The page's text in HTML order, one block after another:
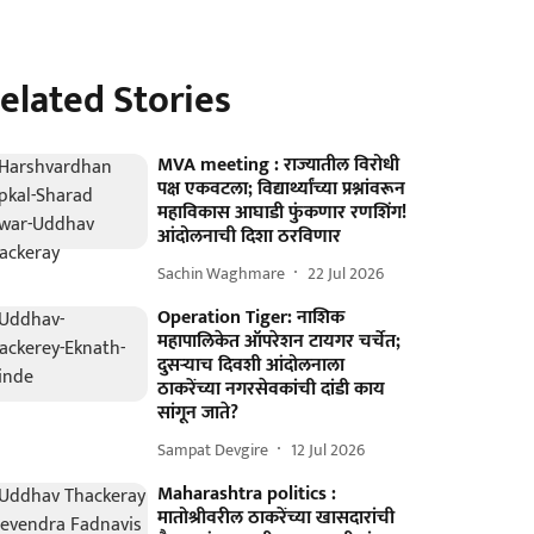
Stories
MVA meeting : राज्यातील विरोधी
पक्ष एकवटला; विद्यार्थ्यांच्या प्रश्नांवरून
महाविकास आघाडी फुंकणार रणशिंग!
आंदोलनाची दिशा ठरविणार
Sachin Waghmare 22 Jul 2026
Operation Tiger: नाशिक
महापालिकेत ऑपरेशन टायगर चर्चेत;
दुसऱ्याच दिवशी आंदोलनाला
ठाकरेंच्या नगरसेवकांची दांडी काय
सांगून जाते?
Sampat Devgire 12 Jul 2026
Maharashtra politics :
मातोश्रीवरील ठाकरेंच्या खासदारांची